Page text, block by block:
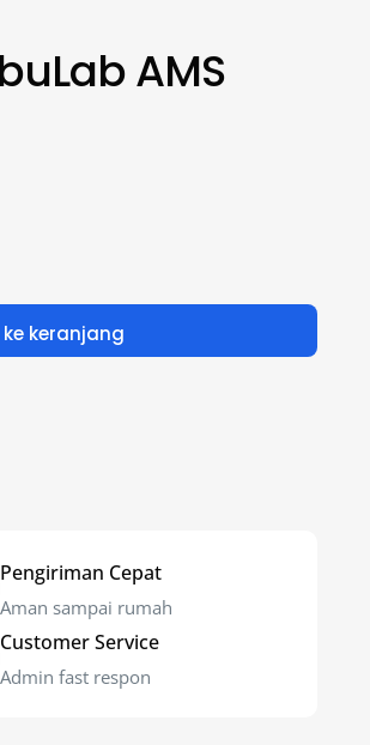
AMS
keranjang
Pengiriman Cepat
Aman sampai rumah
Customer Service
Admin fast respon